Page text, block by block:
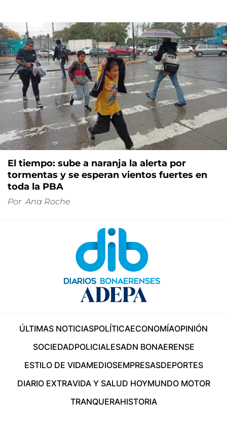
El tiempo: sube a naranja la alerta por
tormentas y se esperan vientos fuertes en
toda la PBA
Por Ana Roche
ÚLTIMAS NOTICIASPOLÍTICAECONOMÍAOPINIÓN
SOCIEDADPOLICIALESADN BONAERENSE
ESTILO DE VIDAMEDIOSEMPRESASDEPORTES
DIARIO EXTRAVIDA Y SALUD HOYMUNDO MOTOR
TRANQUERAHISTORIA